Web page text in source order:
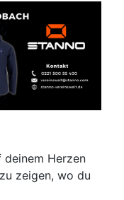
deinem Herzen
zeigen, wo du